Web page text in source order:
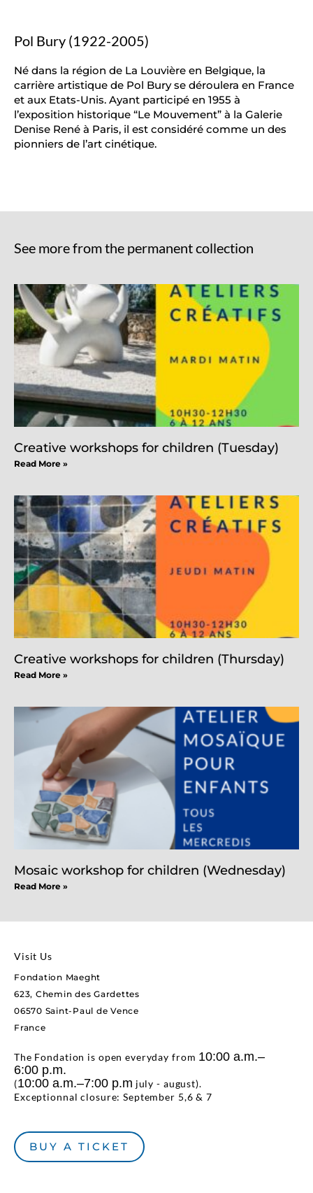
Pol Bury (1922-2005)
Né dans la région de La Louvière en Belgique, la
carrière artistique de Pol Bury se déroulera en France
et aux Etats-Unis. Ayant participé en 1955 à
l’exposition historique “Le Mouvement” à la Galerie
Denise René à Paris, il est considéré comme un des
pionniers de l’art cinétique.
See more from the permanent collection
Creative workshops for children (Tuesday)
Read More »
Creative workshops for children (Thursday)
Read More »
Mosaic workshop for children (Wednesday)
Read More »
Visit Us
Fondation Maeght
623, Chemin des Gardettes
06570 Saint-Paul de Vence
France
The Fondation is open everyday from 10:00 a.m.–
6:00 p.m.
(10:00 a.m.–7:00 p.m july - august).
Exceptionnal closure: September 5,6 & 7
BUY A TICKET